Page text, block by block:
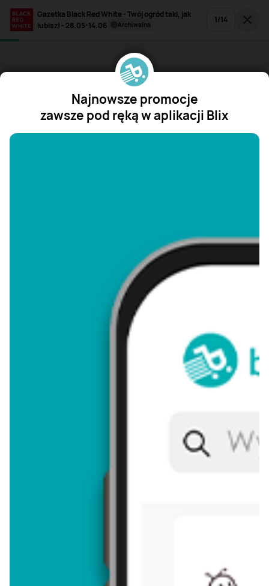
Gazetka Black Red White - Twój ogród taki, jak
lubisz! - 28.05-14.06
archiwalna 1/14
Najnowsze promocje
zawsze pod ręką w aplikacji Blix
"/>